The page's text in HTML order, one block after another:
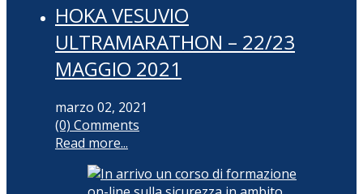
HOKA VESUVIO
ULTRAMARATHON – 22/23
MAGGIO 2021
marzo 02, 2021
(0) Comments
Read more...